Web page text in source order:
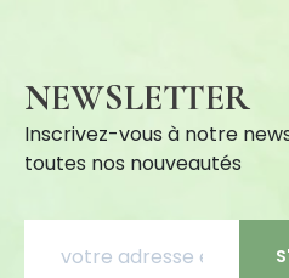
NEWSLETTER
Inscrivez-vous à notre
toutes nos nouveautés